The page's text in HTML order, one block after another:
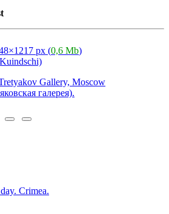
px (0,6 Mb)
Gallery, Moscow
галерея).